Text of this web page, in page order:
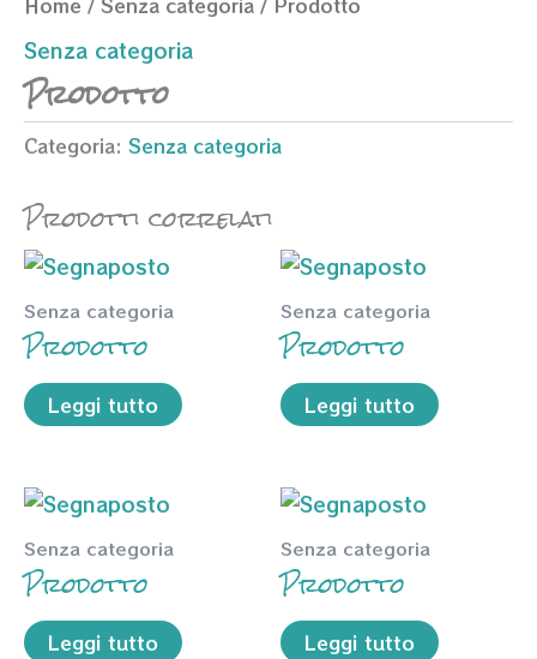
Senza categoria
Prodotto
Categoria: Senza categoria
Prodotti correlati
Senza categoria
Prodotto
Leggi tutto
Senza categoria
Prodotto
Leggi tutto
Senza categoria
Prodotto
Leggi tutto
Senza categoria
Prodotto
Leggi tutto